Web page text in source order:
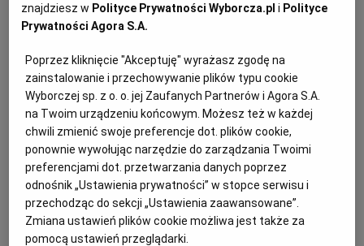
KRAKÓW
LUBLIN
ŁÓDŹ
OLSZTYN
SPORT.PL
PUBLIO.PL
KULTURALNYSKLEP.PL
DZIECKO
Naleśniki dutch baby - składniki:
3 jajka
150 ml jogurtu naturalnego lub jogurtu kokosowego
200 g mąki pszennej
pół łyżeczki soli
znajdziesz w Polityce Prywatności Wyborcza.pl i Polityce
Prywatności Agora S.A.
Poprzez kliknięcie "Akceptuję" wyrażasz zgodę na
zainstalowanie i przechowywanie plików typu cookie
Wyborczej sp. z o. o. jej Zaufanych Partnerów i Agora S.A.
na Twoim urządzeniu końcowym. Możesz też w każdej
chwili zmienić swoje preferencje dot. plików cookie,
ponownie wywołując narzędzie do zarządzania Twoimi
preferencjami dot. przetwarzania danych poprzez
odnośnik „Ustawienia prywatności” w stopce serwisu i
przechodząc do sekcji „Ustawienia zaawansowane”.
Zmiana ustawień plików cookie możliwa jest także za
pomocą ustawień przeglądarki.